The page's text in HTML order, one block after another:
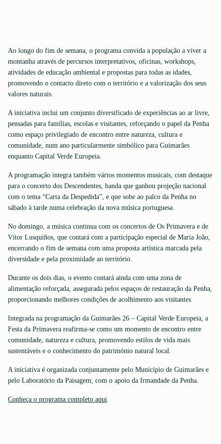
Ao longo do fim de semana, o programa convida a população a viver a
montanha através de percursos interpretativos, oficinas, workshops,
atividades de educação ambiental e propostas para todas as idades,
promovendo o contacto direto com o território e a valorização dos seus
valores naturais.
A iniciativa inclui um conjunto diversificado de experiências ao ar livre,
pensadas para famílias, escolas e visitantes, reforçando o papel da Penha
como espaço privilegiado de encontro entre natureza, cultura e
comunidade, num ano particularmente simbólico para Guimarães
enquanto Capital Verde Europeia.
A programação integra também vários momentos musicais, com destaque
para o concerto dos Descendentes, banda que ganhou projeção nacional
com o tema “Carta da Despedida”, e que sobe ao palco da Penha no
sábado à tarde numa celebração da nova música portuguesa.
No domingo, a música continua com os concertos de Os Primavera e de
Vítor Lusquiños, que contará com a participação especial de Maria João,
encerrando o fim de semana com uma proposta artística marcada pela
diversidade e pela proximidade ao território.
Durante os dois dias, o evento contará ainda com uma zona de
alimentação reforçada, assegurada pelos espaços de restauração da Penha,
proporcionando melhores condições de acolhimento aos visitantes.
Integrada na programação da Guimarães 26 – Capital Verde Europeia, a
Festa da Primavera reafirma-se como um momento de encontro entre
comunidade, natureza e cultura, promovendo estilos de vida mais
sustentáveis e o conhecimento do património natural local.
A iniciativa é organizada conjuntamente pelo Município de Guimarães e
pelo Laboratório da Paisagem, com o apoio da Irmandade da Penha.
Conheça o programa completo aqui